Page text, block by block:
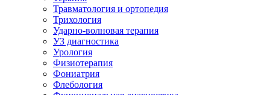
Травматология и ортопедия
Трихология
Ударно-волновая терапия
УЗ диагностика
Урология
Физиотерапия
Фониатрия
Флебология